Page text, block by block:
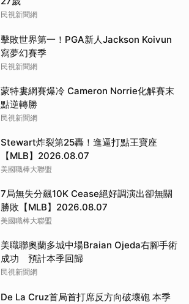
民視新聞網
擊敗世界第一！PGA新人Jackson Koivun
寫夢幻賽季
民視新聞網
蒙特婁網賽爆冷 Cameron Norrie化解賽末
點逆轉勝
民視新聞網
Stewart炸裂第25轟！進逼打點王寶座
【MLB】2026.08.07
美國職棒大聯盟
7局無失分飆10K Cease絕好調演出卻無關
勝敗【MLB】2026.08.07
美國職棒大聯盟
美職聯奧蘭多城中場Braian Ojeda右腳手術
成功 預計本季回歸
民視新聞網
De La Cruz首局首打席反方向破壞砲 本季